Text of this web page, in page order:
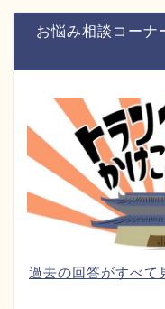
お悩み相談コーナ
過去の回答がすべて